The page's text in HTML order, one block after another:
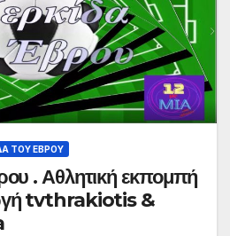
ΤΟΥ ΈΒΡΟΥ
. Αθλητική εκπομπή
tvthrakiotis &